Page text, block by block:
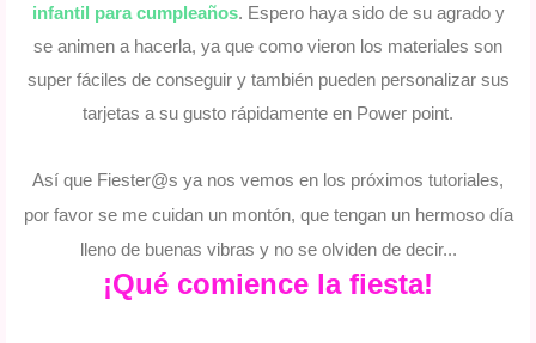
infantil para cumpleaños. Espero haya sido de su agrado y
se animen a hacerla, ya que como vieron los materiales son
super fáciles de conseguir y también pueden personalizar sus
tarjetas a su gusto rápidamente en Power point.
Así que Fiester@s ya nos vemos en los próximos tutoriales,
por favor se me cuidan un montón, que tengan un hermoso día
lleno de buenas vibras y no se olviden de decir...
¡Qué comience la fiesta!